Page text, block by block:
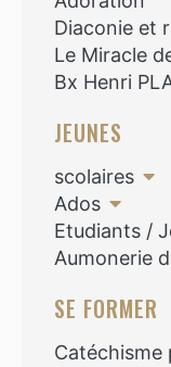
Diaconie et
Le Miracle
Bx Henri
JEUNES
scolaires
Ados
Etudiants /
Aumonerie
SE FORMER
Catéchisme